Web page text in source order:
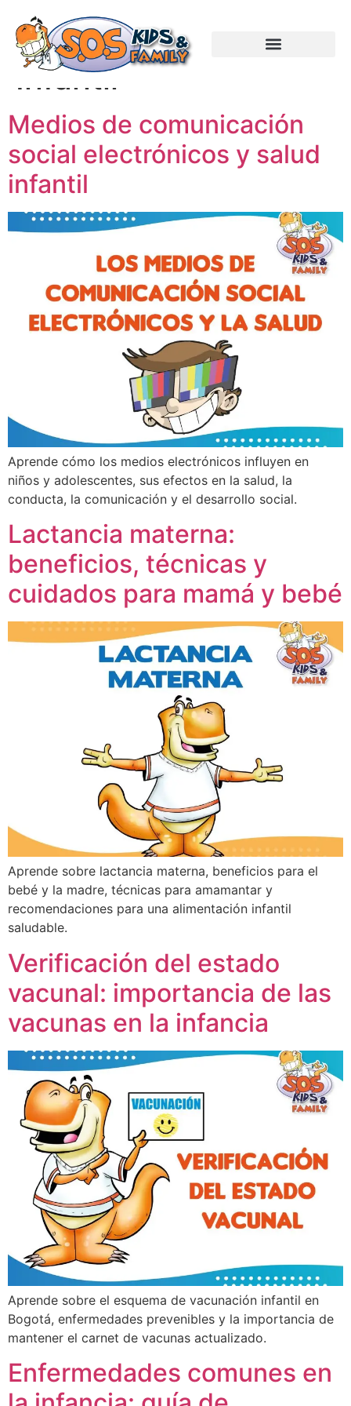
Categorías:
Salud
Infantil
Medios de comunicación
social electrónicos y salud
infantil
Aprende cómo los medios electrónicos influyen en
niños y adolescentes, sus efectos en la salud, la
conducta, la comunicación y el desarrollo social.
Lactancia materna:
beneficios, técnicas y
cuidados para mamá y bebé
Aprende sobre lactancia materna, beneficios para el
bebé y la madre, técnicas para amamantar y
recomendaciones para una alimentación infantil
saludable.
Verificación del estado
vacunal: importancia de las
vacunas en la infancia
Aprende sobre el esquema de vacunación infantil en
Bogotá, enfermedades prevenibles y la importancia de
mantener el carnet de vacunas actualizado.
Enfermedades comunes en